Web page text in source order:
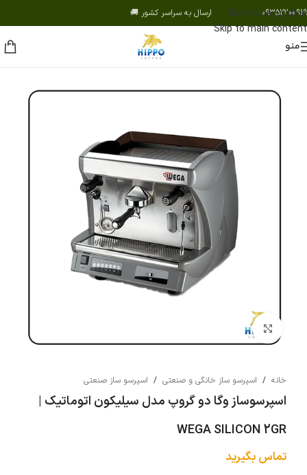
Skip to navigation
Skip to main content
09352200919 ارسال به سراسر کشور 🚚
منو
بزرگنمایی تصویر
خانه / اسپرسو ساز خانگی و صنعتی / اسپرسو ساز صنعتی
اسپرسوساز وگا دو گروپ مدل سیلیکون اتوماتیک |
WEGA SILICON 2GR
تماس بگیرید